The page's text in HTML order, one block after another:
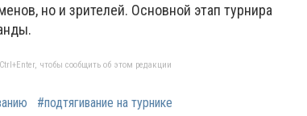
но и зрителей. Основной этап турнира
чтобы сообщить об этом редакции
#подтягивание на турнике